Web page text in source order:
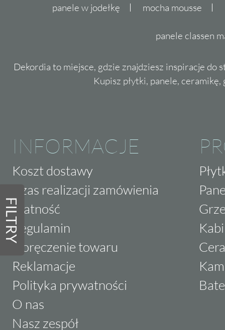
FILTRY
panele w jodełkę mocha mousse
panele classen
Dekordia to miejsce, gdzie znajdziesz inspiracje do
Kupisz płytki, panele,
INFORMACJE
Koszt dostawy
Czas realizacji zamówienia
Płatność
Regulamin
Doręczenie towaru
Reklamacje
Polityka prywatności
O nas
Nasz zespół